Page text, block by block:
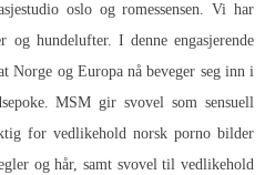
oslo og romessensen. Vi har
og hundelufter. I denne engasjerende
Norge og Europa nå beveger seg inn i
MSM gir svovel som sensuell
for vedlikehold norsk porno bilder
og hår, samt svovel til vedlikehold